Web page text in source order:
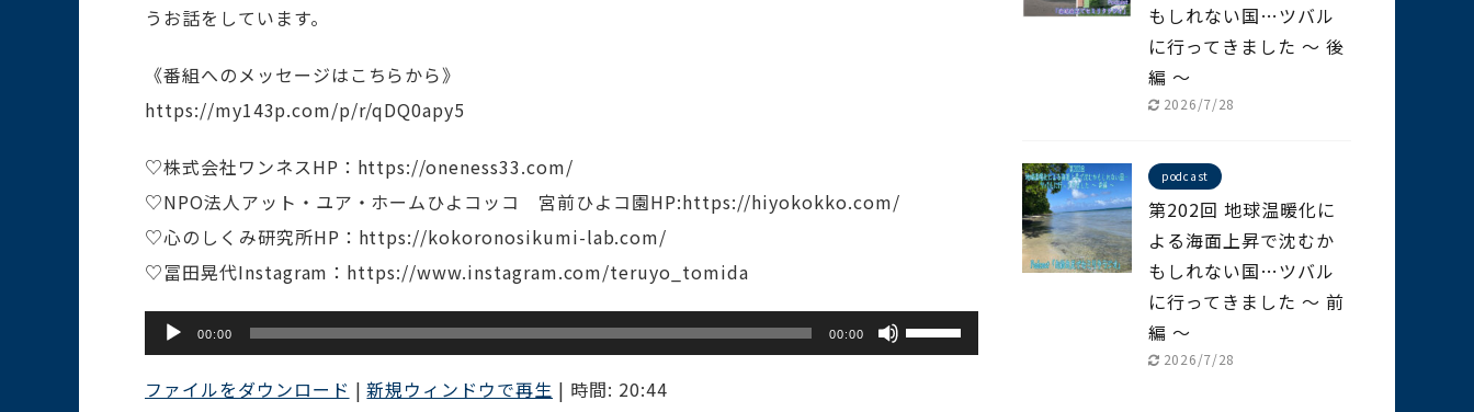
うお話をしています。
《番組へのメッセージはこちらから》
https://my143p.com/p/r/qDQ0apy5
♡株式会社ワンネスHP：https://oneness33.com/
♡NPO法人アット・ユア・ホームひよコッコ 宮前ひよコ園HP:https://hiyokokko.com/
♡心のしくみ研究所HP：https://kokoronosikumi-lab.com/
♡冨田晃代Instagram：https://www.instagram.com/teruyo_tomida
声
プ
00:00 00:00
ボ
ファイルをダウンロード |新規ウィンドウで再生 | 時間: 20:44
もしれない国…ツバル
に行ってきました ～ 後
編 ～
2026/7/28
podcast
第202回 地球温暖化に
よる海面上昇で沈むか
もしれない国…ツバル
に行ってきました ～ 前
編 ～
2026/7/28